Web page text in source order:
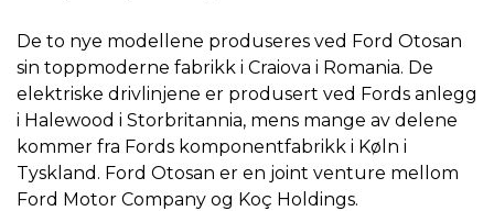
De to nye modellene produseres ved Ford Otosan
sin toppmoderne fabrikk i Craiova i Romania. De
elektriske drivlinjene er produsert ved Fords anlegg
i Halewood i Storbritannia, mens mange av delene
kommer fra Fords komponentfabrikk i Køln i
Tyskland. Ford Otosan er en joint venture mellom
Ford Motor Company og Koç Holdings.